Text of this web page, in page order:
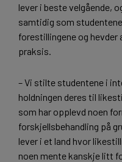
lever i beste velgående,
samtidig som
forestillingene og
praksis.
– Vi stilte studentene i
holdningen deres til
som har opplevd noen
forskjellsbehandling på
lever i et land hvor
noen mente kanskje litt